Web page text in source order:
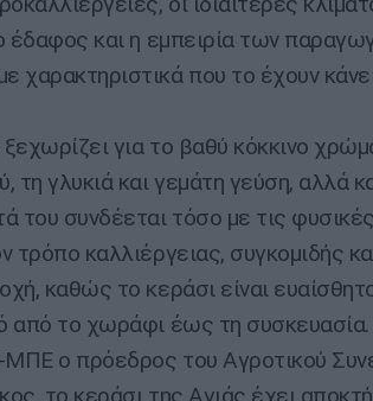
έδαφος και η εμπειρία των
χαρακτηριστικά που το έχουν
για το βαθύ κόκκινο
γλυκιά και γεμάτη γεύση, αλλά
του συνδέεται τόσο με τις
τρόπο καλλιέργειας, συγκομιδής
καθώς το κεράσι είναι
από το χωράφι έως τη συσκευασία.
ο πρόεδρος του Αγροτικού